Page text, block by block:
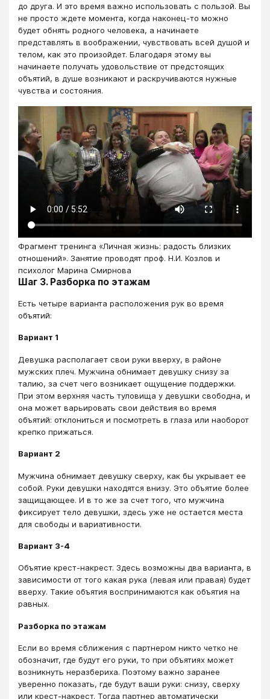
до друга. И это время важно использовать с пользой. Вы
не просто ждете момента, когда наконец-то можно
будет обнять родного человека, а начинаете
представлять в воображении, чувствовать всей душой и
телом, как это произойдет. Благодаря этому вы
начинаете получать удовольствие от предстоящих
объятий, в душе возникают и раскручиваются нужные
чувства и состояния.
Фрагмент тренинга «Личная жизнь: радость близких
отношений». Занятие проводят проф. Н.И. Козлов и
психолог Марина Смирнова
Шаг 3. Разборка по этажам
Есть четыре варианта расположения рук во время
объятий:
Вариант 1
Девушка располагает свои руки вверху, в районе
мужских плеч. Мужчина обнимает девушку снизу за
талию, за счет чего возникает ощущение поддержки.
При этом верхняя часть туловища у девушки свободна, и
она может варьировать свои действия во время
объятий: отклониться и посмотреть в глаза или наоборот
крепко прижаться.
Вариант 2
Мужчина обнимает девушку сверху, как бы укрывает ее
собой. Руки девушки находятся внизу. Это объятие более
защищающее. И в то же за счет того, что мужчина
фиксирует тело девушки, здесь уже не остается места
для свободы и вариативности.
Вариант 3-4
Объятие крест-накрест. Здесь возможны два варианта, в
зависимости от того какая рука (левая или правая) будет
вверху. Такие объятия воспринимаются как объятия на
равных.
Разборка по этажам
Если во время сближения с партнером никто четко не
обозначит, где будут его руки, то при объятиях может
возникнуть неразбериха. Поэтому важно заранее
уверенно показать, где будут ваши руки: снизу, сверху
или крест-накрест. Тогда партнер автоматически